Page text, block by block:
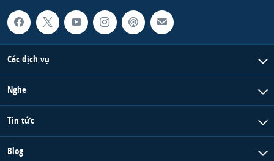
Các dịch vụ
Nghe
Tin tức
Blog